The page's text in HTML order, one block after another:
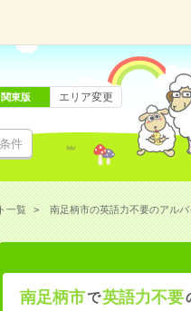
件
関東版 エリア変更
一覧 南足柄市の英語力不要のアル
南足柄市で英語力不要